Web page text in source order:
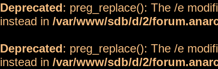
Deprecated: preg_replace(): The /e
instead in /var/www/sdb/d/2/
Deprecated: preg_replace(): The /e
instead in /var/www/sdb/d/2/